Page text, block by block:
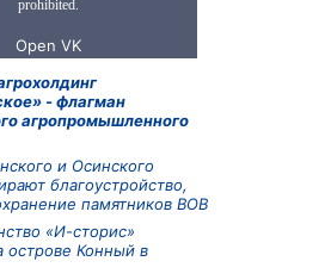
- флагман
агропромышленного
и Осинского
благоустройство,
памятников ВОВ
«И-сторис»
острове Конный в